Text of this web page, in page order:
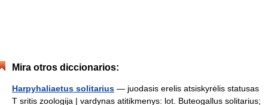
Mira otros diccionarios:
Harpyhaliaetus solitarius — juodasis erelis atsiskyrėlis statusas
T sritis zoologija | vardynas atitikmenys: lot. Buteogallus solitarius;